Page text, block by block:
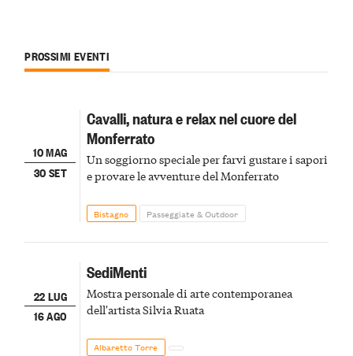
PROSSIMI EVENTI
10 MAG
30 SET
Cavalli, natura e relax nel cuore del
Monferrato
Un soggiorno speciale per farvi gustare i sapori
e provare le avventure del Monferrato
Bistagno Passeggiate & Outdoor
22 LUG
16 AGO
SediMenti
Mostra personale di arte contemporanea
dell'artista Silvia Ruata
Albaretto Torre